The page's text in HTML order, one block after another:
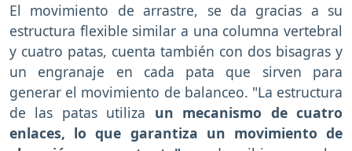
El movimiento de arrastre, se da gracias a su
estructura flexible similar a una columna vertebral
y cuatro patas, cuenta también con dos bisagras y
un engranaje en cada pata que sirven para
generar el movimiento de balanceo. "La estructura
de las patas utiliza un mecanismo de cuatro
enlaces, lo que garantiza un movimiento de